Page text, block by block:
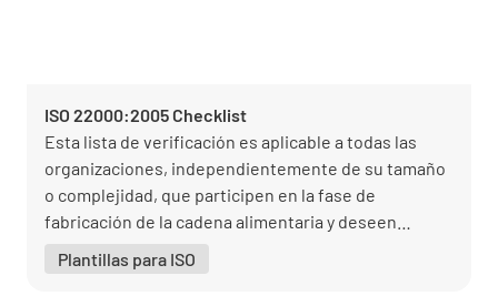
ISO 22000:2005 Checklist
Esta lista de verificación es aplicable a todas las
organizaciones, independientemente de su tamaño
o complejidad, que participen en la fase de
fabricación de la cadena alimentaria y deseen
norma ISO 22000:2005 para la seguridad alimentaria.
Plantillas para ISO